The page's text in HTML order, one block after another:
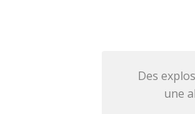
Des
une